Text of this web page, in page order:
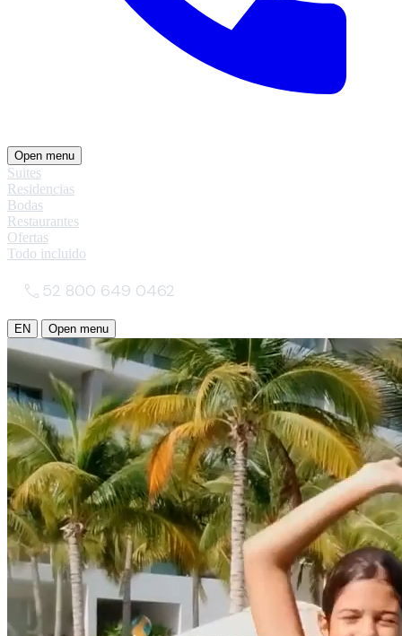
Open menu
Suites
Residencias
Bodas
Restaurantes
Ofertas
Todo incluido
52 800 649 0462
EN Open menu